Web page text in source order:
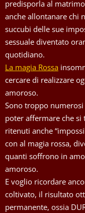
predisporla al
anche allontanare chi
succubi delle sue
sessuale diventato
quotidiano.
La magia Rossa
cercare di realizzare
amoroso.
Sono troppo
poter affermare che si
ritenuti anche
con al magia rossa,
quanti soffrono in
amoroso.
E voglio ricordare
coltivato, il risultato
permanente, ossia